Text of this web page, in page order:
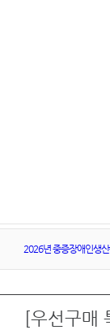
2026년 중증장애인생
[우선구매